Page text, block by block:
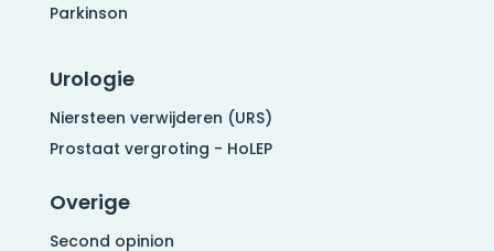
Parkinson
Urologie
Niersteen verwijderen (URS)
Prostaat vergroting - HoLEP
Overige
Second opinion